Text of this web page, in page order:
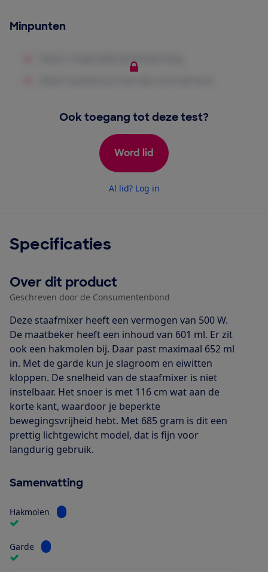
Minpunten
Ook toegang tot deze test?
Word lid
Al lid? Log in
Specificaties
Over dit product
Geschreven door de Consumentenbond
Deze staafmixer heeft een vermogen van 500 W.
De maatbeker heeft een inhoud van 601 ml. Er zit
ook een hakmolen bij. Daar past maximaal 652 ml
in. Met de garde kun je slagroom en eiwitten
kloppen. De snelheid van de staafmixer is niet
instelbaar. Het snoer is met 116 cm wat aan de
korte kant, waardoor je beperkte
bewegingsvrijheid hebt. Met 685 gram is dit een
prettig lichtgewicht model, dat is fijn voor
langdurig gebruik.
Samenvatting
Hakmolen Bekijk informatie voor Hakmolen
Garde Bekijk informatie voor Garde